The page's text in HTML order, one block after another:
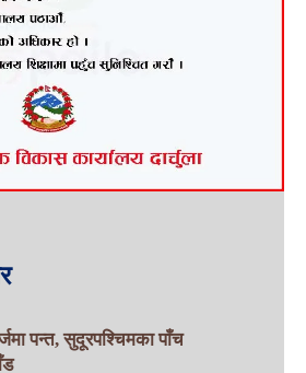
पन्त, सुदूरपश्चिमका पाँच